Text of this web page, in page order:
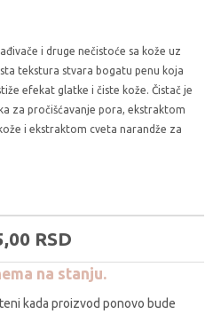
i druge nečistoće sa kože uz
tekstura stvara bogatu penu koja
efekat glatke i čiste kože. Čistač je
za pročišćavanje pora, ekstraktom
i ekstraktom cveta narandže za
00 RSD
na stanju.
kada proizvod ponovo bude